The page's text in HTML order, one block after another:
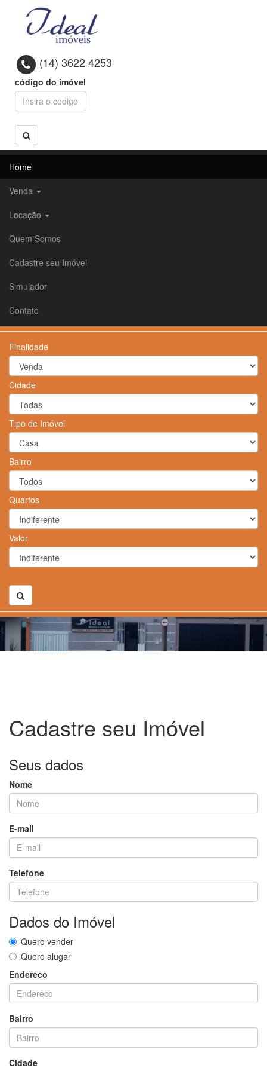
(14) 3622 4253
código do imóvel
Home
Venda
Locação
Quem Somos
Cadastre seu Imóvel
Simulador
Contato
Finalidade
Cidade
Tipo de Imóvel
Bairro
Quartos
Valor
Cadastre seu Imóvel
Seus dados
Nome
E-mail
Telefone
Dados do Imóvel
Quero vender
Quero alugar
Endereco
Bairro
Cidade